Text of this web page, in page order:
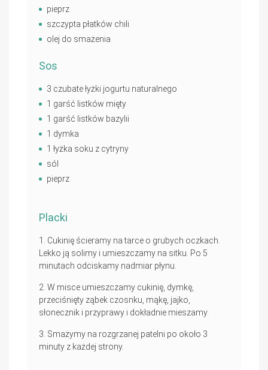
pieprz
szczypta płatków chili
olej do smażenia
Sos
3 czubate łyżki jogurtu naturalnego
1 garść listków mięty
1 garść listków bazylii
1 dymka
1 łyżka soku z cytryny
sól
pieprz
Placki
Cukinię ścieramy na tarce o grubych oczkach.
Lekko ją solimy i umieszczamy na sitku. Po 5
minutach odciskamy nadmiar płynu.
W misce umieszczamy cukinię, dymkę,
przeciśnięty ząbek czosnku, mąkę, jajko,
słonecznik i przyprawy i dokładnie mieszamy.
Smażymy na rozgrzanej patelni po około 3
minuty z każdej strony.